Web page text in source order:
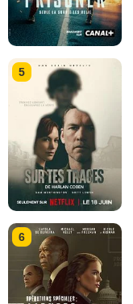
5
6